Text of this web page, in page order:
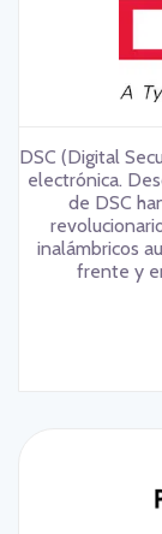
DSC (Digital
electrónica.
de DSC
inalámbricos
frente y